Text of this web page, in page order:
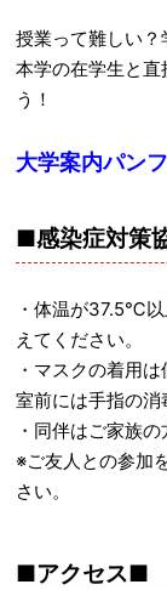
授業って難しい？
本学の在学生と
う！
大学案内パン
■感染症対策
・体温が37.5℃
えてください。
・マスクの着用
室前には手指の消
・同伴はご家族
※ご友人との参加
さい。
■アクセス■